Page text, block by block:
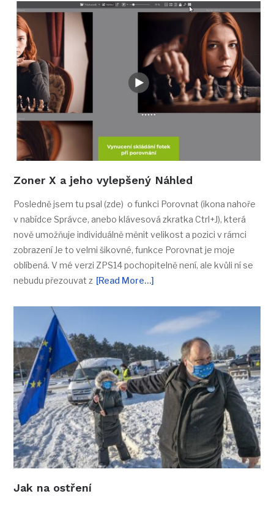
Zoner X a jeho vylepšený Náhled
Posledně jsem tu psal (zde) o funkci Porovnat (ikona nahoře
v nabídce Správce, anebo klávesová zkratka Ctrl+J), která
nově umožňuje individuálně měnit velikost a pozici v rámci
zobrazení Je to velmi šikovné, funkce Porovnat je moje
oblíbená. V mé verzi ZPS14 pochopitelně není, ale kvůli ní se
nebudu přezouvat z [Read More…]
Jak na ostření